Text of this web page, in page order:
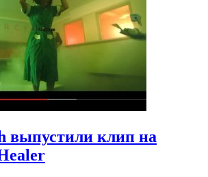
выпустили клип на